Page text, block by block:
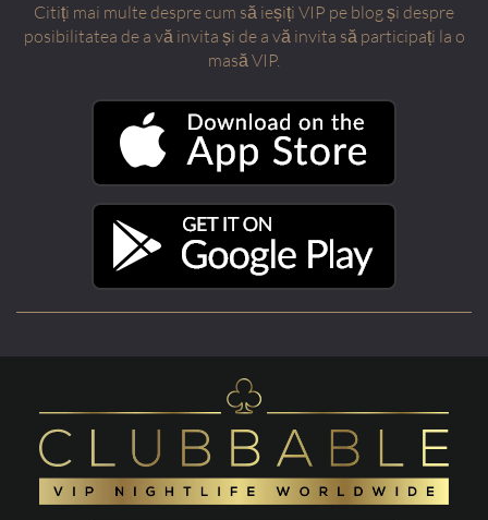
Citiți mai multe despre cum să ieșiți VIP pe blog și despre
posibilitatea de a vă invita și de a vă invita să participați la o
masă VIP.